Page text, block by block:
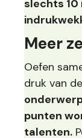
slechts 10
Meer
Oefen
druk van
punten
talenten.